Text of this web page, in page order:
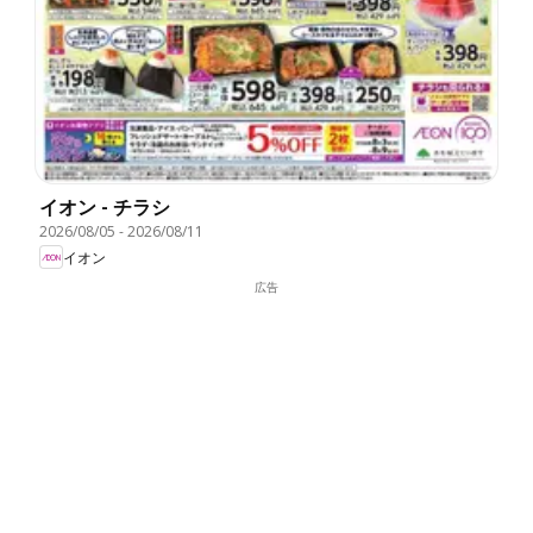
イオン - チラシ
2026/08/05 -2026/08/11
イオン
広告